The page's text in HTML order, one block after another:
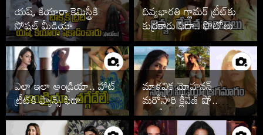
యష్, కియారా కెమిస్ట్రీకి
సోషల్ మీడియా
తగలడిపోతోందిగా..
దివ్యభారతి గ్లామర్ ట్రీట్‌కు
కుర్రకారు ఫిదా.. ఫొటోలు
వైరల్
ఎలా ఇలా ఆండ్రియా.. హాట్
ట్రీట్‌కి ఫ్యాన్స్ ఫిదా
మాళవిక మోహనన్
మరోసారి క్లీవేజ్ షో..
ఫొటోలు చూశారా